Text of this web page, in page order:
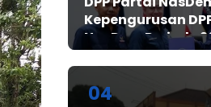
Kepengurusan
NasDem Periode
Arif Rahman, S.H.
Nasdem
04